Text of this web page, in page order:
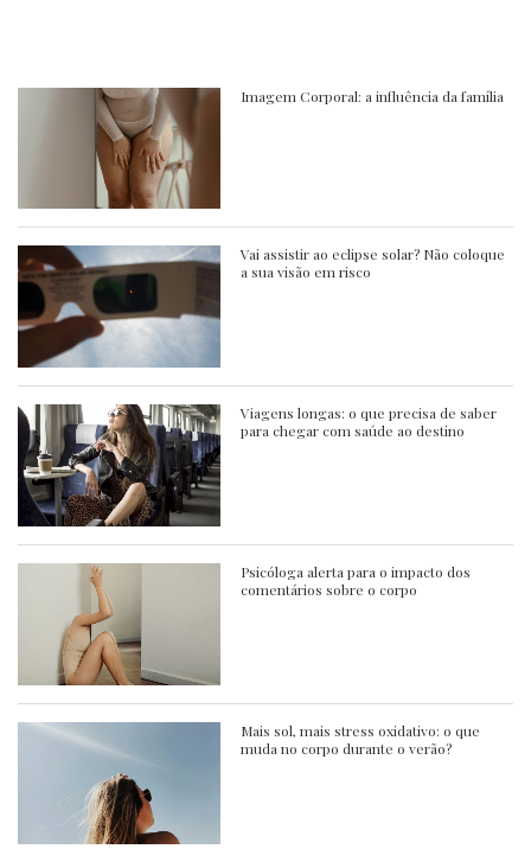
Imagem Corporal: a influência da família
Vai assistir ao eclipse solar? Não coloque
a sua visão em risco
Viagens longas: o que precisa de saber
para chegar com saúde ao destino
Psicóloga alerta para o impacto dos
comentários sobre o corpo
Mais sol, mais stress oxidativo: o que
muda no corpo durante o verão?